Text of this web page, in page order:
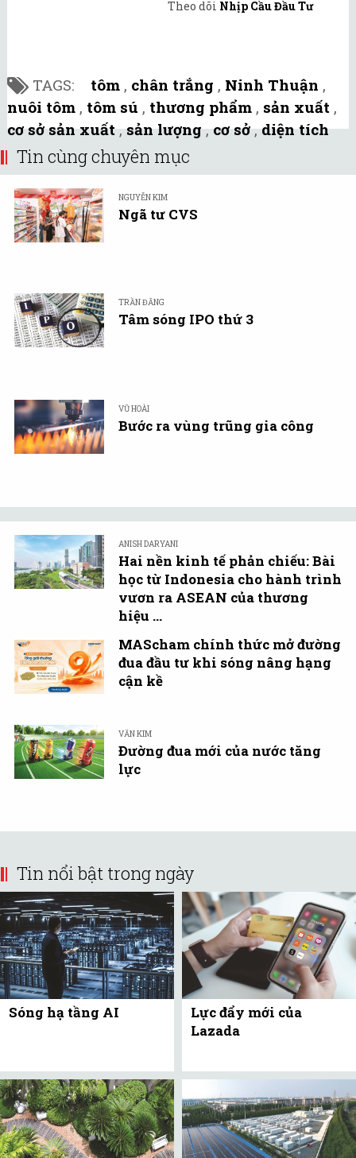
Theo dõi Nhịp Cầu Đầu Tư
TAGS: tôm , chân trắng , Ninh Thuận ,
nuôi tôm , tôm sú , thương phẩm , sản xuất ,
cơ sở sản xuất,sản lượng,cơ sở,diện tích
Tin cùng chuyên mục
NGUYỄN KIM
Ngã tư CVS
TRẦN ĐĂNG
Tâm sóng IPO thứ 3
VŨ HOÀI
Bước ra vùng trũng gia công
ANISH DARYANI
Hai nền kinh tế phản chiếu: Bài
học từ Indonesia cho hành trình
vươn ra ASEAN của thương
hiệu ...
MAScham chính thức mở đường
đua đầu tư khi sóng nâng hạng
cận kề
VĂN KIM
Đường đua mới của nước tăng
lực
Tin nổi bật trong ngày
Sóng hạ tầng AI
Lực đẩy mới của
Lazada